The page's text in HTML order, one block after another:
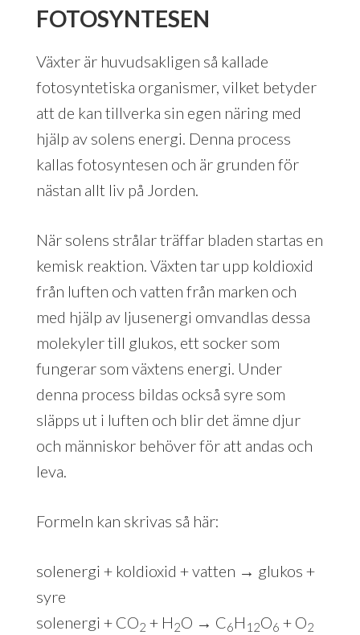
FOTOSYNTESEN
Växter är huvudsakligen så kallade
fotosyntetiska organismer, vilket betyder
att de kan tillverka sin egen näring med
hjälp av solens energi. Denna process
kallas fotosyntesen och är grunden för
nästan allt liv på Jorden.
När solens strålar träffar bladen startas en
kemisk reaktion. Växten tar upp koldioxid
från luften och vatten från marken och
med hjälp av ljusenergi omvandlas dessa
molekyler till glukos, ett socker som
fungerar som växtens energi. Under
denna process bildas också syre som
släpps ut i luften och blir det ämne djur
och människor behöver för att andas och
leva.
Formeln kan skrivas så här:
solenergi + koldioxid + vatten → glukos +
syre
solenergi + CO2 + H2O → C6H 12O6 + O2